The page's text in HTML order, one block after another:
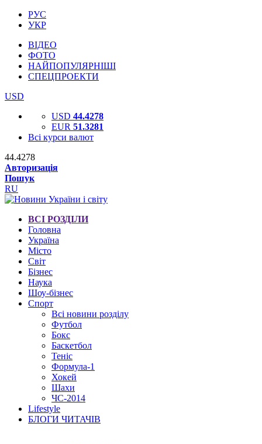
РУС
УКР
ВІДЕО
ФОТО
НАЙПОПУЛЯРНІШІ
СПЕЦПРОЕКТИ
USD
USD 44.4278
EUR 51.3281
Всі курси валют
44.4278
Авторизація
Пошук
RU
ВСІ РОЗДІЛИ
Головна
Україна
Місто
Світ
Бізнес
Наука
Шоу-бізнес
Спорт
Всі новини розділу
Футбол
Бокс
Баскетбол
Теніс
Формула-1
Хокей
Шахи
ЧС-2014
Lifestyle
БЛОГИ ЧИТАЧІВ